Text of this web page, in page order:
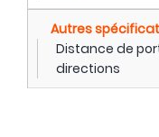
Autres
Distance de
directions